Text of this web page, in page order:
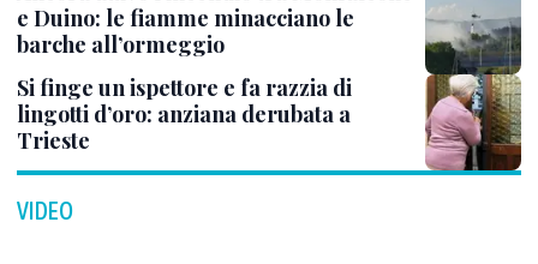
e Duino: le fiamme minacciano le
barche all’ormeggio
Si finge un ispettore e fa razzia di
lingotti d’oro: anziana derubata a
Trieste
VIDEO